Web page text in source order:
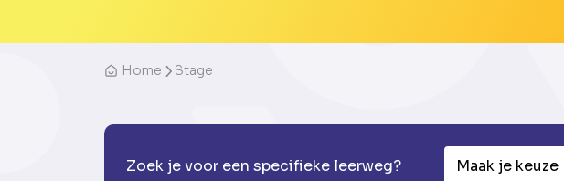
Home Stage
Zoek je voor een specifieke leerweg? Maak je keuze